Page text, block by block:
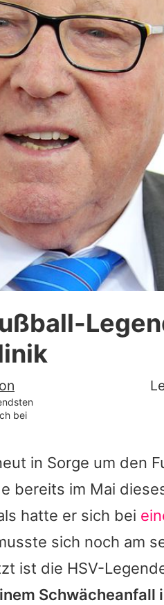
Lifestyle
& Liebe
Exklusiv
auf Promiflash
Jobs
runterladen
Team
Richtlinien
Impressum
verwalten
bei
in Sorge um den
bereits im Mai
hatte er sich bei
sich noch am
ist die HSV-
Schwächeanfall